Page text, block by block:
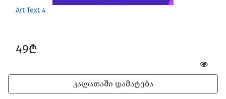
Art Text 4
49₾
კალათაში დამატება